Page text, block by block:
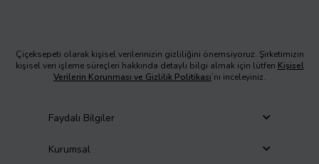
Çiçeksepeti olarak kişisel verilerinizin gizliliğini önemsiyoruz. Şirketimizin
kişisel veri işleme süreçleri hakkında detaylı bilgi almak için lütfen Kişisel
Verilerin Korunması ve Gizlilik Politikası’nı inceleyiniz.
Faydalı Bilgiler
Kurumsal